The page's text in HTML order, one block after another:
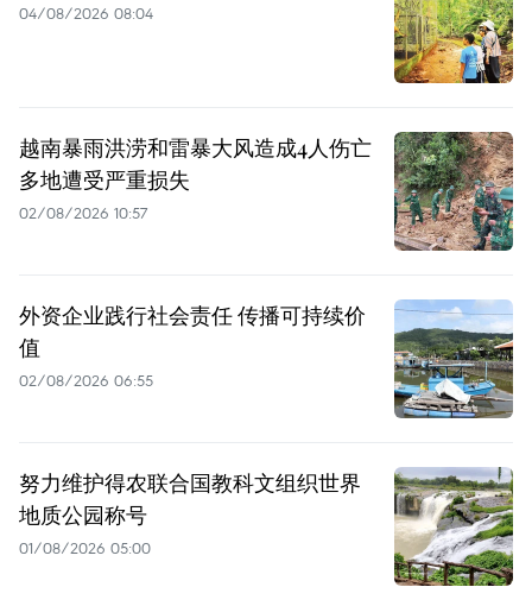
04/08/2026 08:04
越南暴雨洪涝和雷暴大风造成4人伤亡
多地遭受严重损失
02/08/2026 10:57
外资企业践行社会责任 传播可持续价
值
02/08/2026 06:55
努力维护得农联合国教科文组织世界
地质公园称号
01/08/2026 05:00